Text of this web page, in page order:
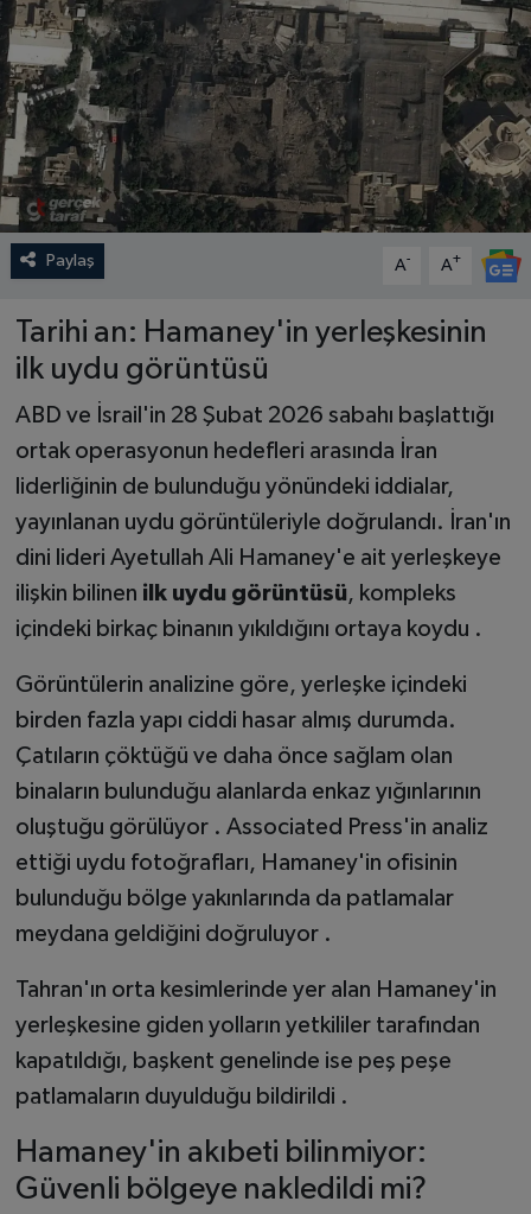
Paylaş A- A+
Tarihi an: Hamaney'in yerleşkesinin
ilk uydu görüntüsü
ABD ve İsrail'in 28 Şubat 2026 sabahı başlattığı
ortak operasyonun hedefleri arasında İran
liderliğinin de bulunduğu yönündeki iddialar,
yayınlanan uydu görüntüleriyle doğrulandı. İran'ın
dini lideri Ayetullah Ali Hamaney'e ait yerleşkeye
ilişkin bilinen ilk uydu görüntüsü, kompleks
içindeki birkaç binanın yıkıldığını ortaya koydu .
Görüntülerin analizine göre, yerleşke içindeki
birden fazla yapı ciddi hasar almış durumda.
Çatıların çöktüğü ve daha önce sağlam olan
binaların bulunduğu alanlarda enkaz yığınlarının
oluştuğu görülüyor . Associated Press'in analiz
ettiği uydu fotoğrafları, Hamaney'in ofisinin
bulunduğu bölge yakınlarında da patlamalar
meydana geldiğini doğruluyor .
Tahran'ın orta kesimlerinde yer alan Hamaney'in
yerleşkesine giden yolların yetkililer tarafından
kapatıldığı, başkent genelinde ise peş peşe
patlamaların duyulduğu bildirildi .
Hamaney'in akıbeti bilinmiyor:
Güvenli bölgeye nakledildi mi?